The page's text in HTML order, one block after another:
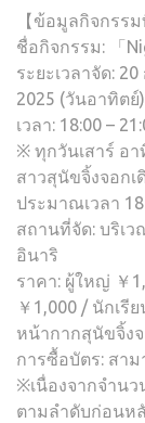
【ข้อมูลกิจกรร
ชื่อกิจกรรม: 「
ระยะเวลาจัด:
2025 (วันอาทิตย์)
เวลา: 18:00 –
※ ทุกวันเสาร์ อ
สาวสุนัขจิ้งจอกเ
ประมาณเวลา
สถานที่จัด: บริเว
อินาริ
ราคา: ผู้ใหญ่ ￥
￥1,000 / นักเรี
หน้ากากสุนัขจิ้ง
การซื้อบัตร: สา
※เนื่องจากจำน
ตามลำดับก่อนห